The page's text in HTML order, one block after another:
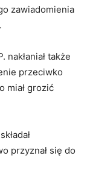
zawiadomienia
także
przeciwko
miał grozić
przyznał się do